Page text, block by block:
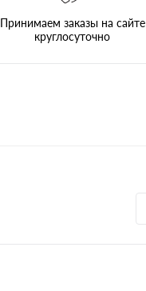
Принимаем заказы на сайте
круглосуточно